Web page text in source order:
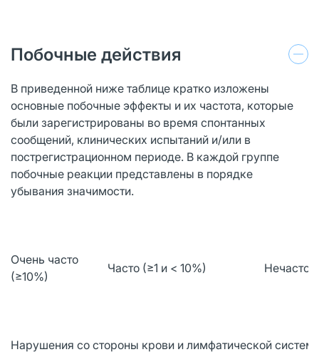
Побочные действия
В приведенной ниже таблице кратко изложены
основные побочные эффекты и их частота, которые
были зарегистрированы во время спонтанных
сообщений, клинических испытаний и/или в
пострегистрационном периоде. В каждой группе
побочные реакции представлены в порядке
убывания значимости.
Очень часто
(≥10%)
Часто (≥1 и < 10%) Нечасто
Нарушения со стороны крови и лимфатической